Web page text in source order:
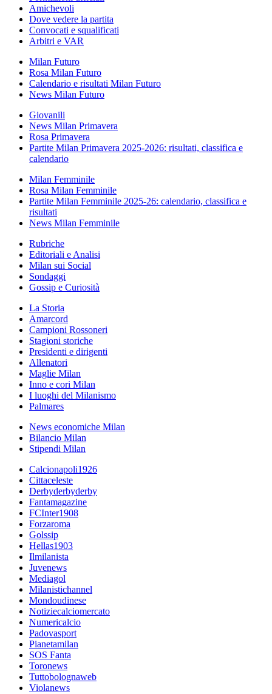
Amichevoli
Dove vedere la partita
Convocati e squalificati
Arbitri e VAR
Milan Futuro
Rosa Milan Futuro
Calendario e risultati Milan Futuro
News Milan Futuro
Giovanili
News Milan Primavera
Rosa Primavera
Partite Milan Primavera 2025-2026: risultati, classifica e
calendario
Milan Femminile
Rosa Milan Femminile
Partite Milan Femminile 2025-26: calendario, classifica e
risultati
News Milan Femminile
Rubriche
Editoriali e Analisi
Milan sui Social
Sondaggi
Gossip e Curiosità
La Storia
Amarcord
Campioni Rossoneri
Stagioni storiche
Presidenti e dirigenti
Allenatori
Maglie Milan
Inno e cori Milan
I luoghi del Milanismo
Palmares
News economiche Milan
Bilancio Milan
Stipendi Milan
Calcionapoli1926
Cittaceleste
Derbyderbyderby
Fantamagazine
FCInter1908
Forzaroma
Golssip
Hellas1903
Ilmilanista
Juvenews
Mediagol
Milanistichannel
Mondoudinese
Notiziecalciomercato
Numericalcio
Padovasport
Pianetamilan
SOS Fanta
Toronews
Tuttobolognaweb
Violanews